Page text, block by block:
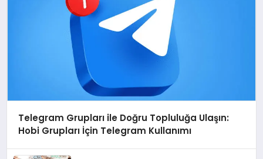
Telegram Grupları ile Doğru Topluluğa Ulaşın:
Hobi Grupları İçin Telegram Kullanımı